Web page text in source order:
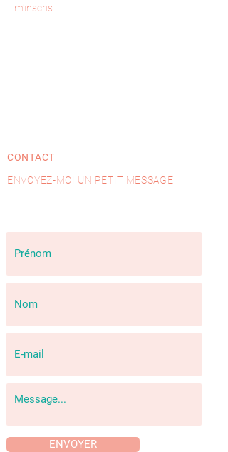
m'inscris
CONTACT
ENVOYEZ-MOI UN PETIT MESSAGE
ENVOYER